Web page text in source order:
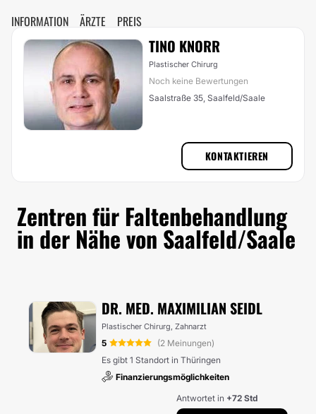
INFORMATION ÄRZTE PREIS
TINO KNORR
Plastischer Chirurg
Noch keine Bewertungen
Saalstraße 35, Saalfeld/Saale
KONTAKTIEREN
Zentren für Faltenbehandlung
in der Nähe von Saalfeld/Saale
DR. MED. MAXIMILIAN SEIDL
Plastischer Chirurg, Zahnarzt
5
(2 Meinungen)
Es gibt 1 Standort in Thüringen
Finanzierungsmöglichkeiten
Antwortet in +72 Std